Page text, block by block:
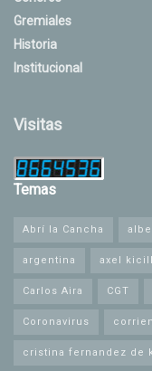
Gremiales
Historia
Institucional
Visitas
Temas
Abrí la Cancha
argentina axel
Carlos Aira CGT
Coronavirus
cristina fernandez de